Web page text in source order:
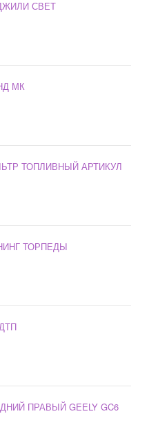
СВЕТ
МК
ТОПЛИВНЫЙ АРТИКУЛ
ТОРПЕДЫ
ПРАВЫЙ GEELY GC6